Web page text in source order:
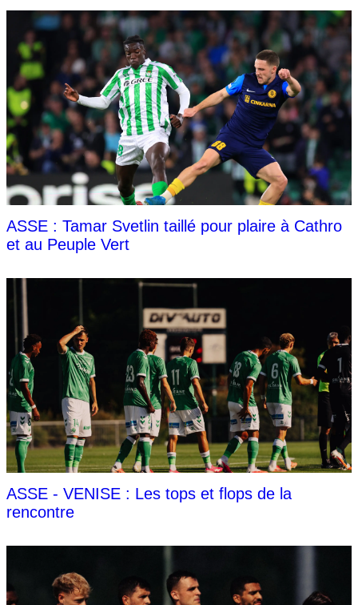
ASSE : Tamar Svetlin taillé pour plaire à Cathro
et au Peuple Vert
ASSE - VENISE : Les tops et flops de la
rencontre